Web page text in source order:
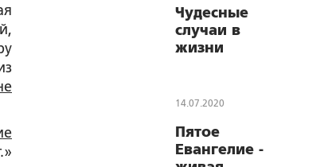
.»
Чудесные
случаи в
жизни
14.07.2020
Пятое
Евангелие -